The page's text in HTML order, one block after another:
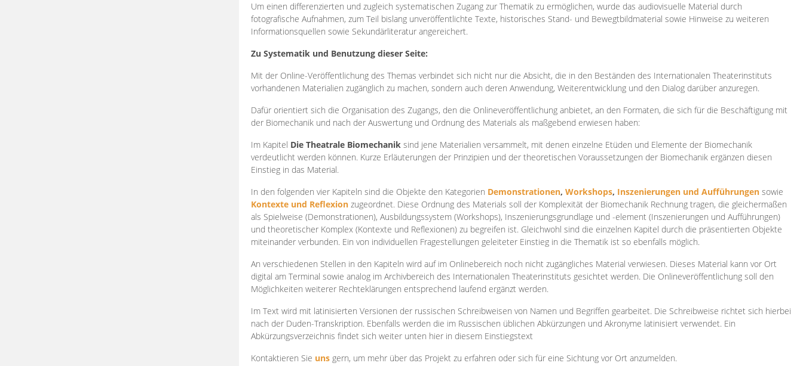
Um einen differenzierten und zugleich systematischen Zugang zur Thematik zu ermöglichen, wurde das audiovisuelle Material durch
fotografische Aufnahmen, zum Teil bislang unveröffentlichte Texte, historisches Stand- und Bewegtbildmaterial sowie Hinweise zu weiteren
Informationsquellen sowie Sekundärliteratur angereichert.
Zu Systematik und Benutzung dieser Seite:
Mit der Online-Veröffentlichung des Themas verbindet sich nicht nur die Absicht, die in den Beständen des Internationalen Theaterinstituts
vorhandenen Materialien zugänglich zu machen, sondern auch deren Anwendung, Weiterentwicklung und den Dialog darüber anzuregen.
Dafür orientiert sich die Organisation des Zugangs, den die Onlineveröffentlichung anbietet, an den Formaten, die sich für die Beschäftigung mit
der Biomechanik und nach der Auswertung und Ordnung des Materials als maßgebend erwiesen haben:
Im Kapitel Die Theatrale Biomechanik sind jene Materialien versammelt, mit denen einzelne Etüden und Elemente der Biomechanik
verdeutlicht werden können. Kurze Erläuterungen der Prinzipien und der theoretischen Voraussetzungen der Biomechanik ergänzen diesen
Einstieg in das Material.
In den folgenden vier Kapiteln sind die Objekte den Kategorien Demonstrationen, Workshops, Inszenierungen und Aufführungen sowie
Kontexte und Reflexion zugeordnet. Diese Ordnung des Materials soll der Komplexität der Biomechanik Rechnung tragen, die gleichermaßen
als Spielweise (Demonstrationen), Ausbildungssystem (Workshops), Inszenierungsgrundlage und -element (Inszenierungen und Aufführungen)
und theoretischer Komplex (Kontexte und Reflexionen) zu begreifen ist. Gleichwohl sind die einzelnen Kapitel durch die präsentierten Objekte
miteinander verbunden. Ein von individuellen Fragestellungen geleiteter Einstieg in die Thematik ist so ebenfalls möglich.
An verschiedenen Stellen in den Kapiteln wird auf im Onlinebereich noch nicht zugängliches Material verwiesen. Dieses Material kann vor Ort
digital am Terminal sowie analog im Archivbereich des Internationalen Theaterinstituts gesichtet werden. Die Onlineveröffentlichung soll den
Möglichkeiten weiterer Rechteklärungen entsprechend laufend ergänzt werden.
Im Text wird mit latinisierten Versionen der russischen Schreibweisen von Namen und Begriffen gearbeitet. Die Schreibweise richtet sich hierbei
nach der Duden-Transkription. Ebenfalls werden die im Russischen üblichen Abkürzungen und Akronyme latinisiert verwendet. Ein
Abkürzungsverzeichnis findet sich weiter unten hier in diesem Einstiegstext
Kontaktieren Sie uns gern, um mehr über das Projekt zu erfahren oder sich für eine Sichtung vor Ort anzumelden.